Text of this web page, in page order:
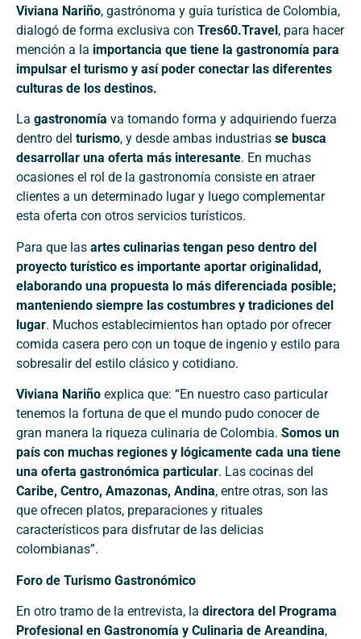
Viviana Nariño, gastrónoma y guía turística de Colombia,
dialogó de forma exclusiva con Tres60.Travel, para hacer
mención a la importancia que tiene la gastronomía para
impulsar el turismo y así poder conectar las diferentes
culturas de los destinos.
La gastronomía va tomando forma y adquiriendo fuerza
dentro del turismo, y desde ambas industrias se busca
desarrollar una oferta más interesante. En muchas
ocasiones el rol de la gastronomía consiste en atraer
clientes a un determinado lugar y luego complementar
esta oferta con otros servicios turísticos.
Para que las artes culinarias tengan peso dentro del
proyecto turístico es importante aportar originalidad,
elaborando una propuesta lo más diferenciada posible;
manteniendo siempre las costumbres y tradiciones del
lugar. Muchos establecimientos han optado por ofrecer
comida casera pero con un toque de ingenio y estilo para
sobresalir del estilo clásico y cotidiano.
Viviana Nariño explica que: “En nuestro caso particular
tenemos la fortuna de que el mundo pudo conocer de
gran manera la riqueza culinaria de Colombia. Somos un
país con muchas regiones y lógicamente cada una tiene
una oferta gastronómica particular. Las cocinas del
Caribe, Centro, Amazonas, Andina, entre otras, son las
que ofrecen platos, preparaciones y rituales
característicos para disfrutar de las delicias
colombianas”.
Foro de Turismo Gastronómico
En otro tramo de la entrevista, la directora del Programa
Profesional en Gastronomía y Culinaria de Areandina,